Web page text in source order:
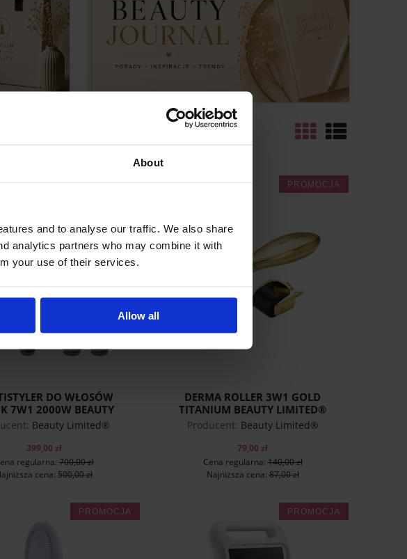
About
and to analyse our traffic. We also share
analytics partners who may combine it with
your use of their services.
Allow all
DO WŁOSÓW
7W1 2000W BEAUTY
LIMITED®
Beauty Limited®
399,00 zł
regularna:700,00 zł
cena: 500,00 zł
DERMA ROLLER 3W1 GOLD
TITANIUM BEAUTY LIMITED®
Producent: Beauty Limited®
79,00 zł
Cena regularna:140,00 zł
Najniższa cena:87,00 zł
do koszyka
PROMOCJA
PROMOCJA PROMOCJA